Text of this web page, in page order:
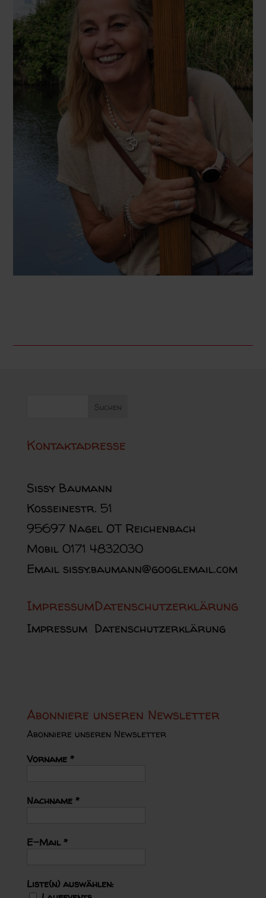
Kontaktadresse
Sissy Baumann
Kosseinestr. 51
95697 Nagel OT Reichenbach
Mobil 0171 4832030
Email sissy.baumann@googlemail.com
Impressum
Impressum
Datenschutzerklärung
Datenschutzerklärung
Abonniere unseren Newsletter
Abonniere unseren Newsletter
Vorname *
Nachname *
E-Mail*
Liste(n) auswählen: